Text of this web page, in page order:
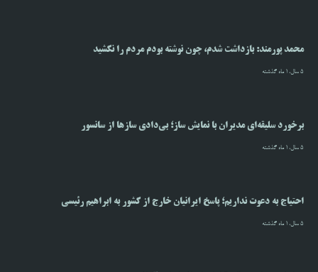
محمد پورمند: بازداشت شدم، چون نوشته بودم مردم را نکشید
5 سال،1 ماه گذشته
برخورد سلیقه‌ای مدیران با نمایش ساز؛ بی‌دادی سازها از سانسور
5 سال،1 ماه گذشته
احتیاج به دعوت نداریم؛ پاسخ ایرانیان خارج از کشور به ابراهیم رئیسی
5 سال،1 ماه گذشته